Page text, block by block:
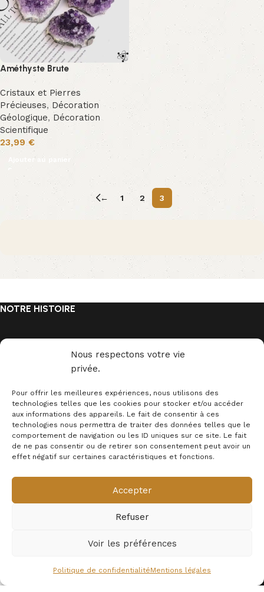
Nous respectons votre vie
privée.
Pour offrir les meilleures expériences, nous utilisons des
technologies telles que les cookies pour stocker et/ou accéder
aux informations des appareils. Le fait de consentir à ces
technologies nous permettra de traiter des données telles que le
comportement de navigation ou les ID uniques sur ce site. Le fait
de ne pas consentir ou de retirer son consentement peut avoir un
effet négatif sur certaines caractéristiques et fonctions.
Accepter
Refuser
Voir les préférences
Politique de confidentialitéMentions légales
Améthyste Brute
Cristaux et Pierres
Précieuses,Décoration
Géologique,Décoration
Scientifique
23,99€
Ajouter au panier
← 1 2 3
NOTRE HISTOIRE
Depuis 2015, la marque Déco Science est à l'écoute de ses
à laquelle des milliers de passionnés décorent leur intérieur.